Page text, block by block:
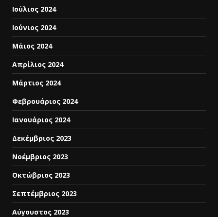
Ιούλιος 2024
Ιούνιος 2024
Μάιος 2024
Απρίλιος 2024
Μάρτιος 2024
Φεβρουάριος 2024
Ιανουάριος 2024
Δεκέμβριος 2023
Νοέμβριος 2023
Οκτώβριος 2023
Σεπτέμβριος 2023
Αύγουστος 2023